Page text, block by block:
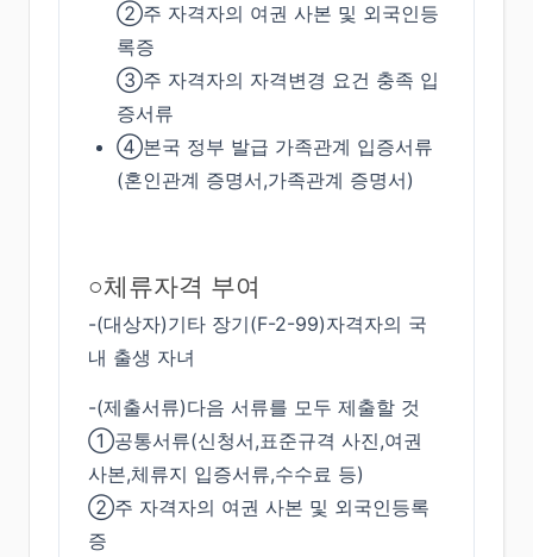
②주 자격자의 여권 사본 및 외국인등
록증
③주 자격자의 자격변경 요건 충족 입
증서류
④본국 정부 발급 가족관계 입증서류
(혼인관계 증명서,가족관계 증명서)
○체류자격 부여
-(대상자)기타 장기(F-2-99)자격자의 국
내 출생 자녀
-(제출서류)다음 서류를 모두 제출할 것
①공통서류(신청서,표준규격 사진,여권
사본,체류지 입증서류,수수료 등)
②주 자격자의 여권 사본 및 외국인등록
증